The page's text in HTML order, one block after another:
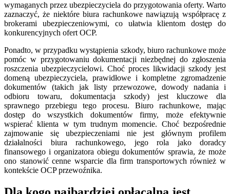
wymaganych przez ubezpieczyciela do przygotowania oferty. Warto
zaznaczyć, że niektóre biura rachunkowe nawiązują współpracę z
brokerami ubezpieczeniowymi, co ułatwia klientom dostęp do
konkurencyjnych ofert OCP.
Ponadto, w przypadku wystąpienia szkody, biuro rachunkowe może
pomóc w przygotowaniu dokumentacji niezbędnej do zgłoszenia
roszczenia ubezpieczycielowi. Choć proces likwidacji szkody jest
domeną ubezpieczyciela, prawidłowe i kompletne zgromadzenie
dokumentów (takich jak listy przewozowe, dowody nadania i
odbioru towaru, dokumentacja szkody) jest kluczowe dla
sprawnego przebiegu tego procesu. Biuro rachunkowe, mając
dostęp do wszystkich dokumentów firmy, może efektywnie
wspierać klienta w tym trudnym momencie. Choć bezpośrednie
zajmowanie się ubezpieczeniami nie jest głównym profilem
działalności biura rachunkowego, jego rola jako doradcy
finansowego i organizatora obiegu dokumentów sprawia, że może
ono stanowić cenne wsparcie dla firm transportowych również w
kontekście OCP przewoźnika.